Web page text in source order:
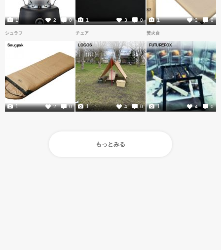
2 0
1 3 0
1 3 0
1
シュラフ
Snugpak
2 0
1
チェア
LOGOS
4 0
1
焚火台
FUTUREFOX
4 0
1
もっとみる